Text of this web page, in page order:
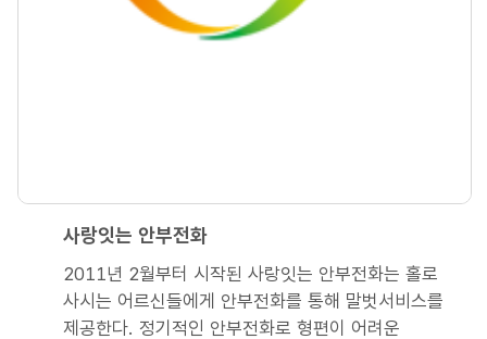
사랑잇는 안부전화
2011년 2월부터 시작된 사랑잇는 안부전화는 홀로
사시는 어르신들에게 안부전화를 통해 말벗서비스를
제공한다. 정기적인 안부전화로 형편이 어려운